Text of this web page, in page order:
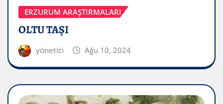
ERZURUM ARAŞTIRMALARI
OLTU TAŞI
yönetici Ağu 10, 2024